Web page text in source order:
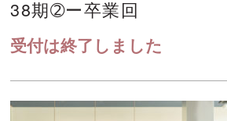
38期➁ー卒業回
受付は終了しました